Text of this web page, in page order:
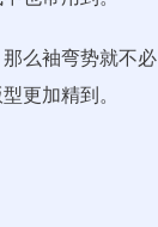
么袖弯势就不必
更加精到。